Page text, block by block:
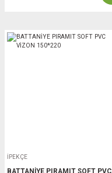
İPEKÇE
BATTANİYE PIRAMIT SOFT PVC